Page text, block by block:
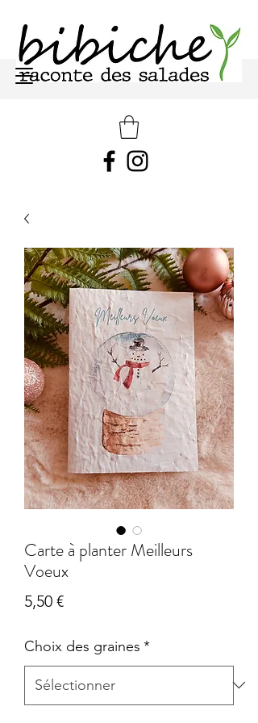
Carte à planter Meilleurs
Voeux
5,50 €Prix
Choix des graines *